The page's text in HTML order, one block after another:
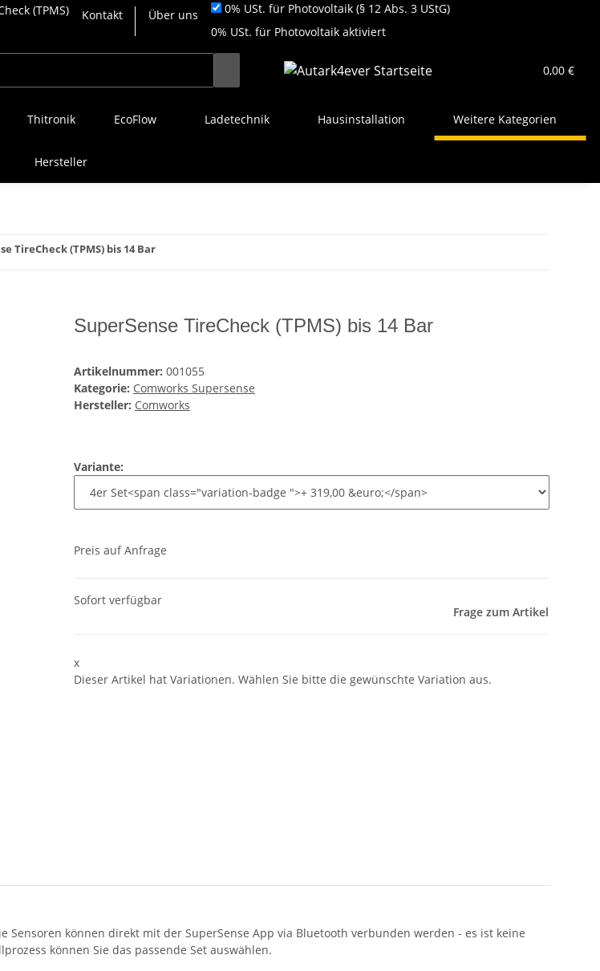
Kontakt Über uns
0% USt. für Photovoltaik (§ 12 Abs. 3 UStG)
0% USt. für Photovoltaik aktiviert
0,00 €
Thitronik EcoFlow Ladetechnik Hausinstallation Weitere Kategorien
Hersteller
TireCheck (TPMS) bis 14 Bar
SuperSense TireCheck (TPMS) bis 14 Bar
Artikelnummer: 001055
Kategorie: Comworks Supersense
Hersteller: Comworks
Variante:
Preis auf Anfrage
Sofort verfügbar
Frage zum Artikel
x
Dieser Artikel hat Variationen. Wählen Sie bitte die gewünschte Variation aus.
Sensoren können direkt mit der SuperSense App via Bluetooth verbunden werden - es ist keine
können Sie das passende Set auswählen.